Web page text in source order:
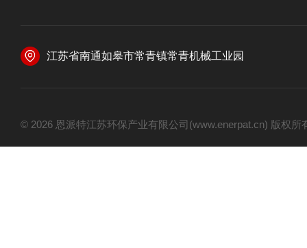
江苏省南通如皋市常青镇常青机械工业园
© 2026 恩派特江苏环保产业有限公司(www.enerpat.cn) 版权